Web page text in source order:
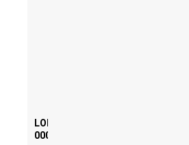
LOI ANTI FREE PARTY : SIX MOIS
000 € D’AMENDE PROPOSÉS LE 9